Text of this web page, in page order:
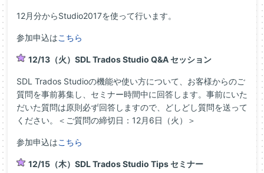
12月分からStudio2017を使って行います。
参加申込はこちら
12/13（火）SDL Trados Studio Q&A セッション
SDL Trados Studioの機能や使い方について、お客様からのご
質問を事前募集し、セミナー時間中に回答します。事前にいた
だいた質問は原則必ず回答しますので、どしどし質問を送って
ください。＜ご質問の締切日：12月6日（火）＞
参加申込はこちら
12/15（木）SDL Trados Studio Tips セミナー